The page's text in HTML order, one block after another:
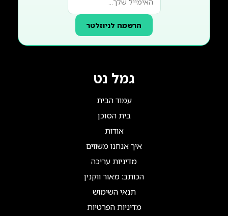
הרשמה לניוזלטר
גמל נט
עמוד הבית
בית הסוכן
אודות
איך אנחנו משווים
מדיניות עריכה
הכותב: מאור ווקנין
תנאי השימוש
מדיניות הפרטיות